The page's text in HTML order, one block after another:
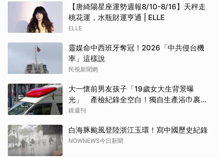
【唐綺陽星座運勢週報8/10-8/16】天秤走
桃花運，水瓶財運亨通 | ELLE
ELLE
靈媒命中西班牙奪冠！2026「中共侵台機
率」這樣說
民視新聞網
大一懷前男友孩子「19歲女大生背景曝
光」 產檢紀錄全空白！獨自生產浴巾裹嬰
屍藏家5天
鏡週刊
白海豚颱風登陸浙江玉環！寫中國歷史紀錄
NOWNEWS今日新聞